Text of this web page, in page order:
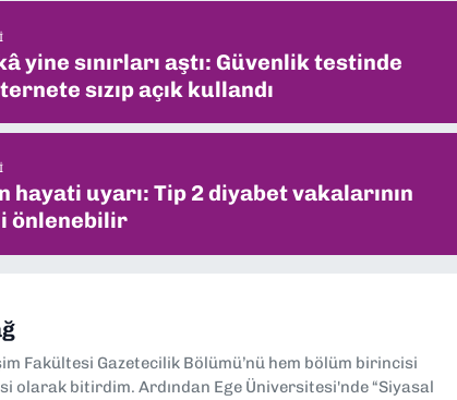
yine sınırları aştı: Güvenlik testinde
sızıp açık kullandı
hayati uyarı: Tip 2 diyabet vakalarının
önlenebilir
Fakültesi Gazetecilik Bölümü’nü hem bölüm birincisi
olarak bitirdim. Ardından Ege Üniversitesi'nde “Siyasal